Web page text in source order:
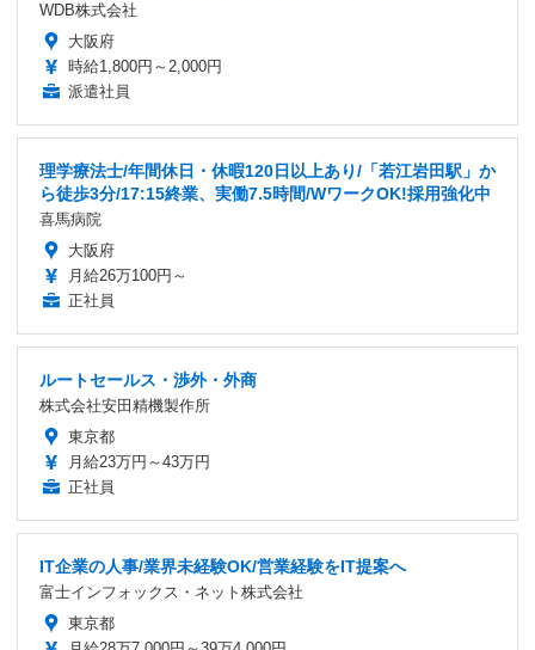
WDB株式会社
大阪府
時給1,800円～2,000円
派遣社員
理学療法士/年間休日・休暇120日以上あり/「若江岩田駅」か
ら徒歩3分/17:15終業、実働7.5時間/WワークOK!採用強化中
喜馬病院
大阪府
月給26万100円～
正社員
ルートセールス・渉外・外商
株式会社安田精機製作所
東京都
月給23万円～43万円
正社員
IT企業の人事/業界未経験OK/営業経験をIT提案へ
富士インフォックス・ネット株式会社
東京都